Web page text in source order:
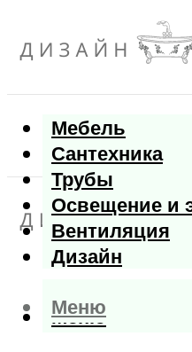
Мебель
Сантехника
Трубы
Освещение и
Вентиляция
Дизайн
Меню
Меню